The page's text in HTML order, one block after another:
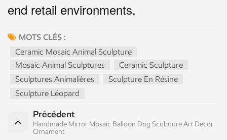
end retail environments.
MOTS CLÉS :
Ceramic Mosaic Animal Sculpture
Mosaic Animal Sculptures
Ceramic Sculpture
Sculptures Animalières
Sculpture En Résine
Sculpture Léopard
Précédent
Handmade Mirror Mosaic Balloon Dog Sculpture Art Decor
Ornament